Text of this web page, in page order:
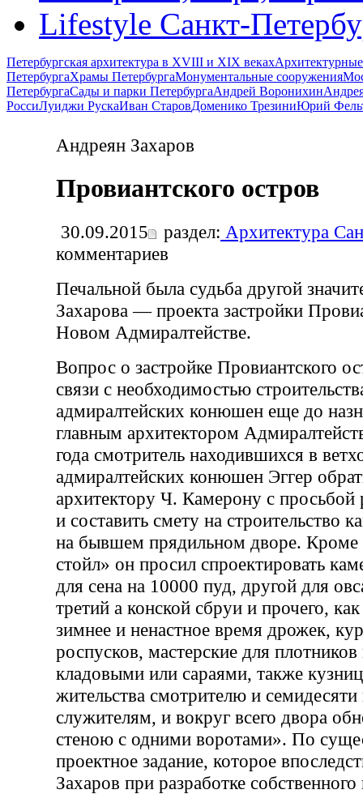
Lifestyle Санкт-
Петербургская архитектура в XVIII и XIX веках
ПетербургаХрамы ПетербургаМонументальные сооружения
ПетербургаСады и парки ПетербургаАндрей Воронихин
РоссиЛуиджи РускаИван СтаровДоменико ТрезиниЮрий
Андреян Захаров
Провиантского остров
30.09.2015 раздел: Архитектура
комментариев
Печальной была судьба другой
Захарова — проекта застройки
Новом Адмиралтействе.
Вопрос о застройке Провиантского
связи с необходимостью
адмиралтейских конюшен еще до
главным архитектором
года смотритель находившихся в
адмиралтейских конюшен Эггер
архитектору Ч. Камерону с просьбой
и составить смету на строительство
на бывшем прядильном дворе.
стойл» он просил спроектировать
для сена на 10000 пуд, другой для
третий а конской сбруи и прочего,
зимнее и ненастное время дрожек,
роспусков, мастерские для
кладовыми или сараями, также
жительства смотрителю и
служителям, и вокруг всего двора
стеною с одними воротами». По
проектное задание, которое
Захаров при разработке собственного